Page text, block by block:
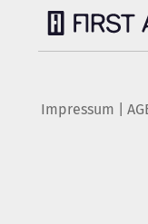
Impressum